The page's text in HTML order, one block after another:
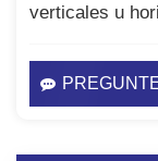
verticales u